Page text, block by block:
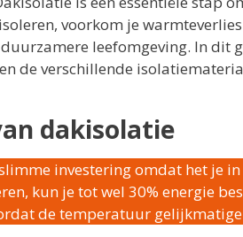
voorkom je
leefomgeving. In dit
de verschillende
dakisolatie
investering omdat het je
kun je tot wel 30% energie
de temperatuur